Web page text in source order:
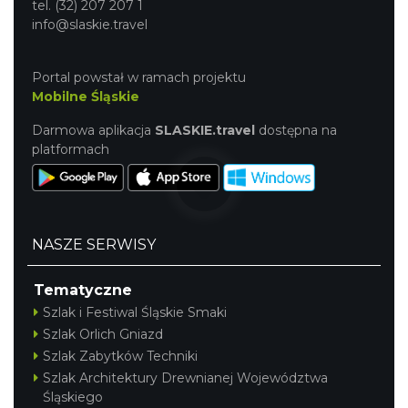
17th WORLD BRIDGE SERIES – Katowice
2026
22.92 km
Alicja Majewska & Włodzimierz Korcz &
Warsaw String Quartet - Jubileusz
Katowice
23.02 km
tel. (32) 207 207 1
info@slaskie.travel
Portal powstał w ramach projektu
Mobilne Śląskie
Darmowa aplikacja SLASKIE.travel dostępna na
platformach
NASZE SERWISY
Tematyczne
Szlak i Festiwal Śląskie Smaki
Szlak Orlich Gniazd
Szlak Zabytków Techniki
Szlak Architektury Drewnianej Województwa
Śląskiego